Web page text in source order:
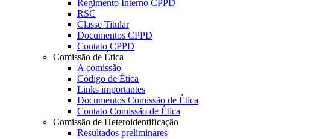
Regimento Interno CPPD
RSC
Classe Titular
Documentos CPPD
Contato CPPD
Comissão de Ética
A comissão
Código de Ética
Links importantes
Documentos Comissão de Ética
Contato Comissão de Ética
Comissão de Heteroidentificação
Resultados preliminares